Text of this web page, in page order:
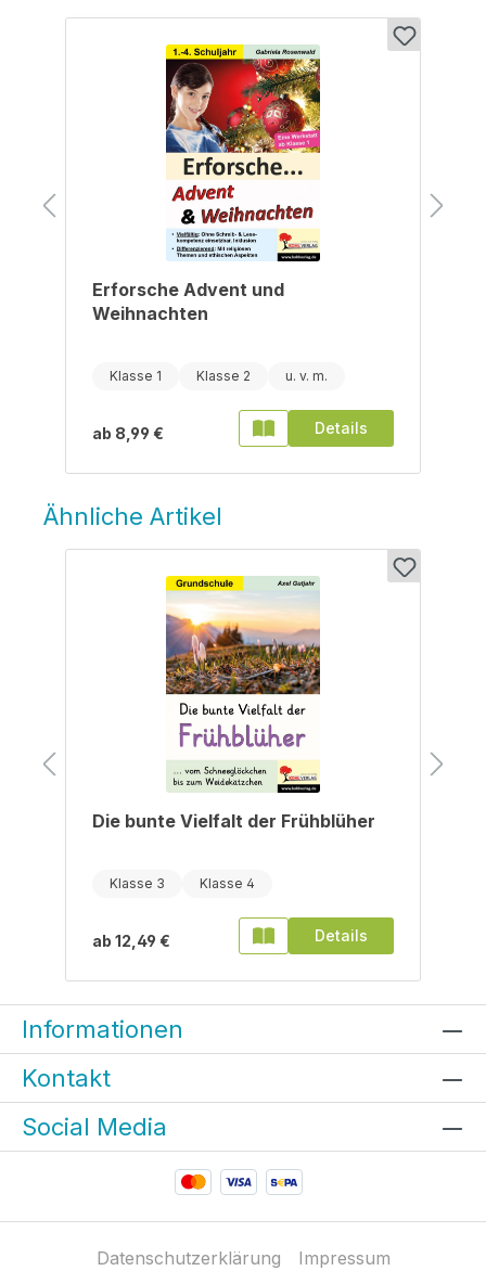
Erforsche Advent und
Weihnachten
Klasse 1 Klasse 2
ab 8,99 € Details
Ähnliche Artikel
Die bunte Vielfalt der Frühblüher
Klasse 3 Klasse 4
ab 12,49 € Details
Informationen
Kontakt
Social Media
Datenschutzerklärung Impressum